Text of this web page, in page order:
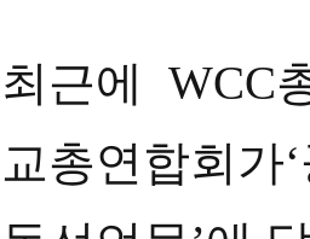
최근에 WCC
교총연합회가‘